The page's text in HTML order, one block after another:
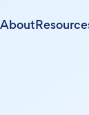
About